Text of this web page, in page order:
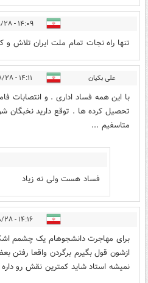
۱۴:۰۹ - ۱۴۰۰/۰۸/۲۸
تنها راه نجات تمام ملت ایران
علی بکیان ۱۴:۱۱ - ۱۴۰۰/۰۸/۲۸
با این همه فساد اداری . و انتصابات
تحصیل کرده ها . توقع دارید
متاسفیم ...
فساد هست ولی نه زیاد
۱۴:۱۶ - ۱۴۰۰/۰۸/۲۸
برای مهاجرت دانشجوهام یک چشمم
ازشون قول بگیرم برگردن واقعا رفتن
نمیشه استاد شاید کمترین نقش رو